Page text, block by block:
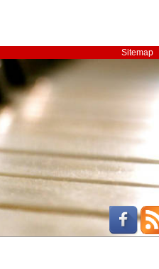
Sitemap